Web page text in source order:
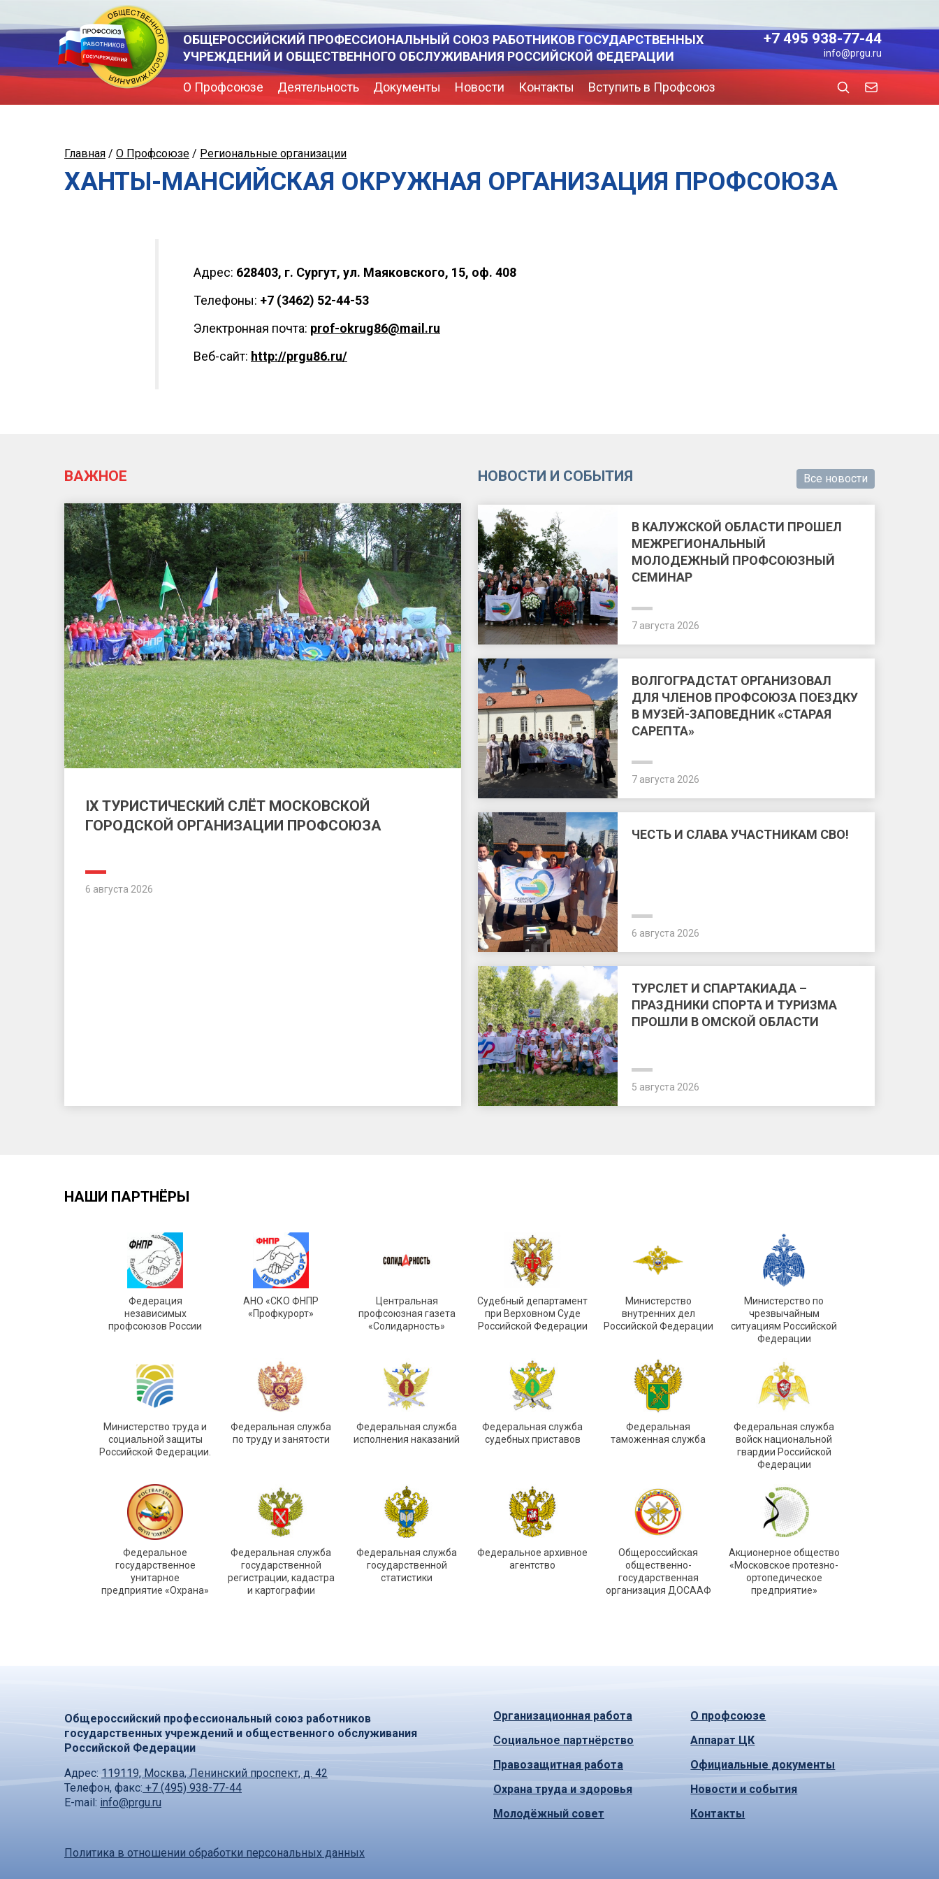
ОБЩЕРОССИЙСКИЙ ПРОФЕССИОНАЛЬНЫЙ СОЮЗ РАБОТНИКОВ ГОСУДАРСТВЕННЫХ
УЧРЕЖДЕНИЙ И ОБЩЕСТВЕННОГО ОБСЛУЖИВАНИЯ РОССИЙСКОЙ ФЕДЕРАЦИИ
+7 495 938-77-44
info@prgu.ru
О Профсоюзе Деятельность Документы Новости Контакты Вступить в Профсоюз
Главная / О Профсоюзе / Региональные организации
ХАНТЫ-МАНСИЙСКАЯ ОКРУЖНАЯ ОРГАНИЗАЦИЯ ПРОФСОЮЗА
Адрес: 628403, г. Сургут, ул. Маяковского, 15, оф. 408
Телефоны: +7 (3462) 52-44-53
Электронная почта: prof-okrug86@mail.ru
Веб-сайт: http://prgu86.ru/
ВАЖНОЕ
IX ТУРИСТИЧЕСКИЙ СЛЁТ МОСКОВСКОЙ
ГОРОДСКОЙ ОРГАНИЗАЦИИ ПРОФСОЮЗА
6 августа 2026
НОВОСТИ И СОБЫТИЯ Все новости
В КАЛУЖСКОЙ ОБЛАСТИ ПРОШЕЛ
МЕЖРЕГИОНАЛЬНЫЙ
МОЛОДЕЖНЫЙ ПРОФСОЮЗНЫЙ
СЕМИНАР
7 августа 2026
ВОЛГОГРАДСТАТ ОРГАНИЗОВАЛ
ДЛЯ ЧЛЕНОВ ПРОФСОЮЗА ПОЕЗДКУ
В МУЗЕЙ-ЗАПОВЕДНИК «СТАРАЯ
САРЕПТА»
7 августа 2026
ЧЕСТЬ И СЛАВА УЧАСТНИКАМ СВО!
6 августа 2026
ТУРСЛЕТ И СПАРТАКИАДА –
ПРАЗДНИКИ СПОРТА И ТУРИЗМА
ПРОШЛИ В ОМСКОЙ ОБЛАСТИ
5 августа 2026
НАШИ ПАРТНЁРЫ
Федерация
независимых
профсоюзов России
АНО «СКО ФНПР
«Профкурорт»
Центральная
профсоюзная газета
«Солидарность»
Судебный департамент
при Верховном Суде
Российской Федерации
Министерство
внутренних дел
Российской Федерации
Министерство по
чрезвычайным
ситуациям Российской
Федерации
Министерство труда и
социальной защиты
Российской Федерации.
Федеральная служба
по труду и занятости
Федеральная служба
исполнения наказаний
Федеральная служба
судебных приставов
Федеральная
таможенная служба
Федеральная служба
войск национальной
гвардии Российской
Федерации
Федеральное
государственное
унитарное
предприятие «Охрана»
Федеральная служба
государственной
регистрации, кадастра
и картографии
Федеральная служба
государственной
статистики
Федеральное архивное
агентство
Общероссийская
общественно-
государственная
организация ДОСААФ
Акционерное общество
«Московское протезно-
ортопедическое
предприятие»
Общероссийский профессиональный союз работников
государственных учреждений и общественного обслуживания
Российской Федерации
Адрес: 119119, Москва, Ленинский проспект, д. 42
Телефон, факс: +7 (495) 938-77-44
E-mail: info@prgu.ru
Политика в отношении обработки персональных данных
Организационная работа
Социальное партнёрство
Правозащитная работа
Охрана труда и здоровья
Молодёжный совет
О профсоюзе
Аппарат ЦК
Официальные документы
Новости и события
Контакты